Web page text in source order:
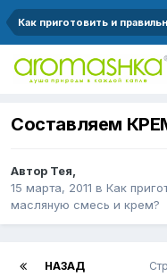
Составляем
Автор Тея,
15 марта, 2011 в Как
масляную смесь и крем?
НАЗАД